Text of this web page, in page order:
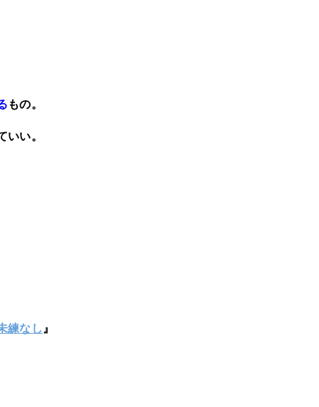
もの。
いい。
練なし』